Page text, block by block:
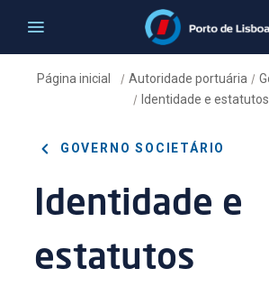
Página inicial /Autoridade portuária /
/ Identidade e estatutos
GOVERNO SOCIETÁRIO
Identidade e
estatutos